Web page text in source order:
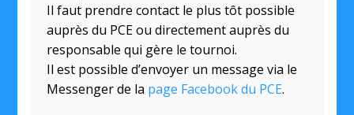
Il faut prendre contact le plus tôt possible
auprès du PCE ou directement auprès du
responsable qui gère le tournoi.
Il est possible d’envoyer un message via le
Messenger de la page Facebook du PCE.